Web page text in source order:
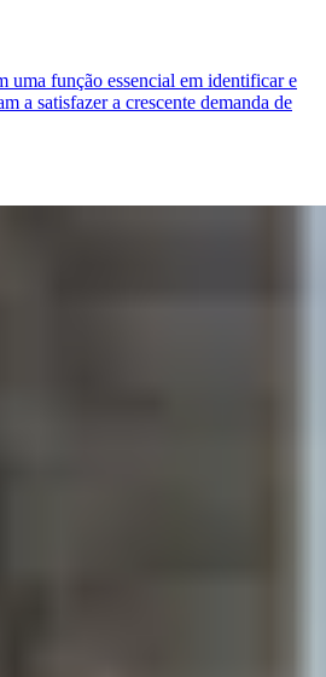
uma função essencial em identificar e
a satisfazer a crescente demanda de